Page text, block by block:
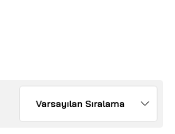
Varsayılan Sıralama